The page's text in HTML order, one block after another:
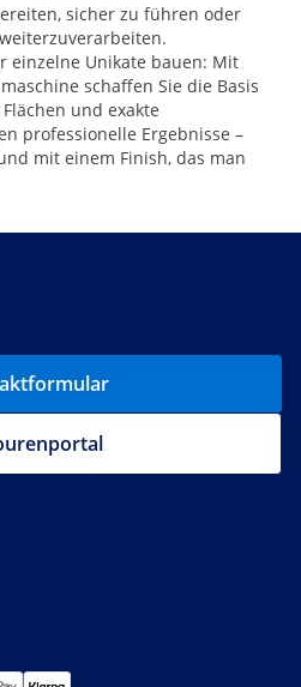
sicher zu führen oder
einzelne Unikate bauen: Mit
schaffen Sie die Basis
und exakte
professionelle Ergebnisse –
mit einem Finish, das man